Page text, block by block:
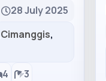
28 July 2025
Cimanggis,
4 3